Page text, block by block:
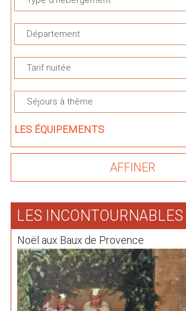
Département
Tarif nuitée
Séjours à thème
LES ÉQUIPEMENTS
LES INCONTOURNABLES
Noël aux Baux de Provence